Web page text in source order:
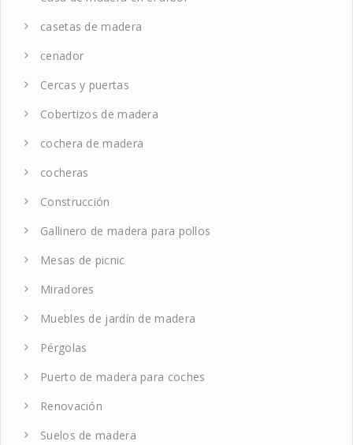
casetas de madera
cenador
Cercas y puertas
Cobertizos de madera
cochera de madera
cocheras
Construcción
Gallinero de madera para pollos
Mesas de picnic
Miradores
Muebles de jardín de madera
Pérgolas
Puerto de madera para coches
Renovación
Suelos de madera